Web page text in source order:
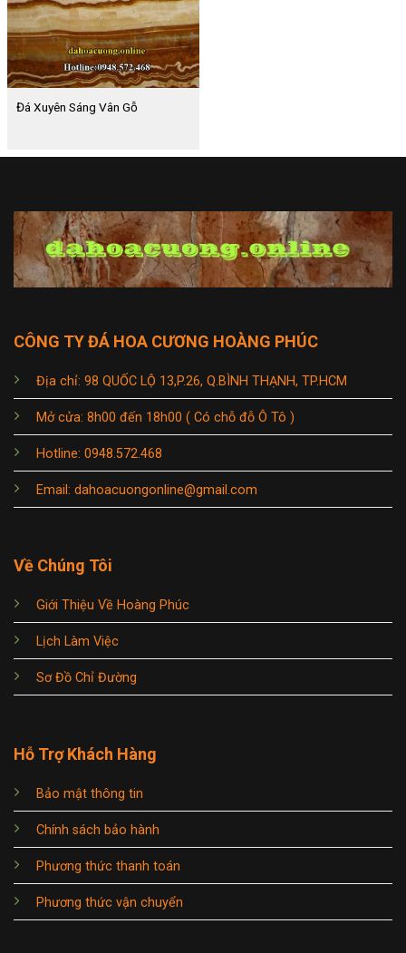
Đá Xuyên Sáng Vân Gỗ
CÔNG TY ĐÁ HOA CƯƠNG HOÀNG PHÚC
Địa chỉ: 98 QUỐC LỘ 13,P.26, Q.BÌNH THẠNH, TP.HCM
Mở cửa: 8h00 đến 18h00 ( Có chỗ đỗ Ô Tô )
Hotline: 0948.572.468
Email: dahoacuongonline@gmail.com
Về Chúng Tôi
Giới Thiệu Về Hoàng Phúc
Lịch Làm Việc
Sơ Đồ Chỉ Đường
Hỗ Trợ Khách Hàng
Bảo mật thông tin
Chính sách bảo hành
Phương thức thanh toán
Phương thức vận chuyển